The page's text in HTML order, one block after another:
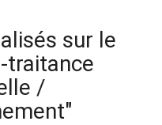
sur le
traitance
/